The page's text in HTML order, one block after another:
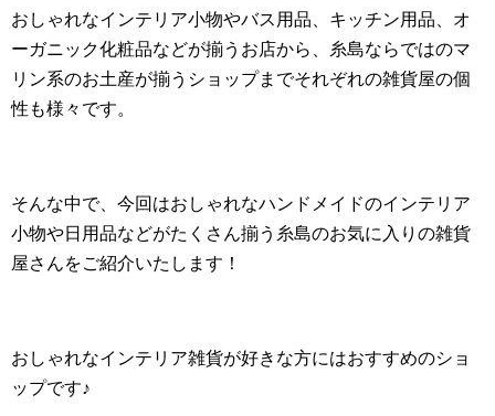
おしゃれなインテリア小物やバス用品、キッチン用品、オ
ーガニック化粧品などが揃うお店から、糸島ならではのマ
リン系のお土産が揃うショップまでそれぞれの雑貨屋の個
性も様々です。
そんな中で、今回はおしゃれなハンドメイドのインテリア
小物や日用品などがたくさん揃う糸島のお気に入りの雑貨
屋さんをご紹介いたします！
おしゃれなインテリア雑貨が好きな方にはおすすめのショ
ップです♪